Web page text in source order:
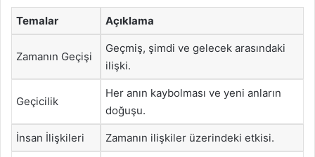
Temalar Açıklama
Zamanın Geçişi
Geçmiş, şimdi ve gelecek arasındaki
ilişki.
Geçicilik
Her anın kaybolması ve yeni anların
doğuşu.
İnsan İlişkileri Zamanın ilişkiler üzerindeki etkisi.